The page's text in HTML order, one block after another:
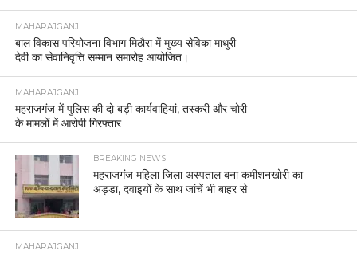
MAHARAJGANJ
बाल विकास परियोजना विभाग मिठौरा में मुख्य सेविका माधुरी
देवी का सेवानिवृत्ति सम्मान समारोह आयोजित।
MAHARAJGANJ
महराजगंज में पुलिस की दो बड़ी कार्यवाहियां, तस्करी और चोरी
के मामलों में आरोपी गिरफ्तार
BREAKING NEWS
महराजगंज महिला जिला अस्पताल बना कमीशनखोरी का
अड्डा, दवाइयों के साथ जांचें भी बाहर से
MAHARAJGANJ